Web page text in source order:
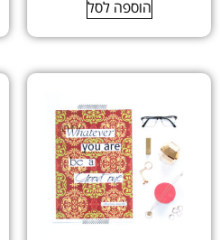
הוספה לסל